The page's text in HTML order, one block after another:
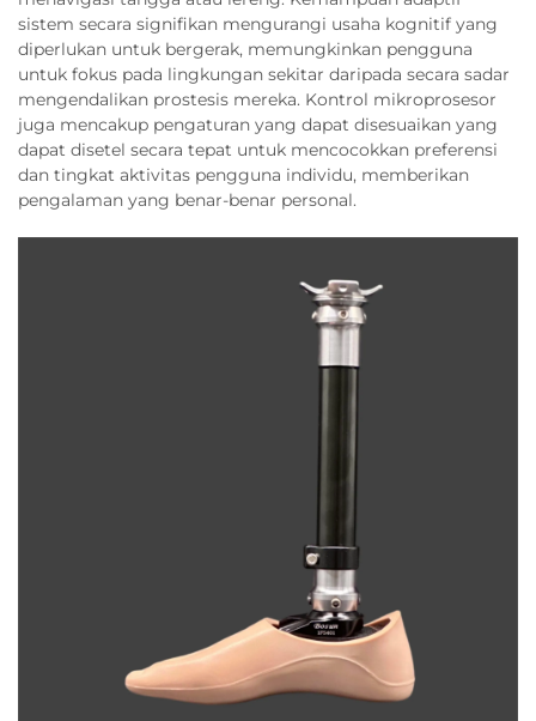
sistem secara signifikan mengurangi usaha kognitif yang
diperlukan untuk bergerak, memungkinkan pengguna
untuk fokus pada lingkungan sekitar daripada secara sadar
mengendalikan prostesis mereka. Kontrol mikroprosesor
juga mencakup pengaturan yang dapat disesuaikan yang
dapat disetel secara tepat untuk mencocokkan preferensi
dan tingkat aktivitas pengguna individu, memberikan
pengalaman yang benar-benar personal.